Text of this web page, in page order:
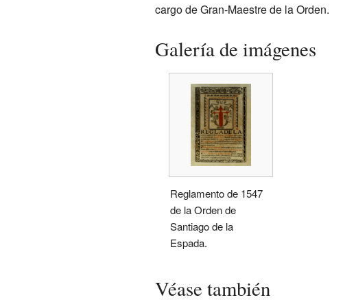
cargo de Gran-Maestre de la Orden.
Galería de imágenes
Reglamento de 1547
de la Orden de
Santiago de la
Espada.
Véase también